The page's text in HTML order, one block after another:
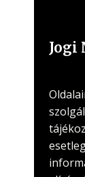
Jogi